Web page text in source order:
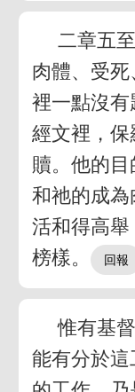
二章五
肉體、受
裡一點沒
經文裡，
贖。他的
和祂的成
活和得高
榜樣。
惟有基
能有分於